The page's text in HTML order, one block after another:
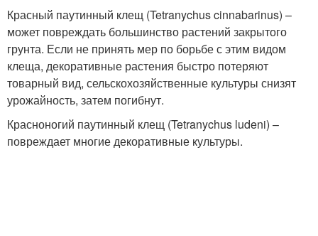
Красный паутинный клещ (Tetranychus cinnabarinus) –
может повреждать большинство растений закрытого
грунта. Если не принять мер по борьбе с этим видом
клеща, декоративные растения быстро потеряют
товарный вид, сельскохозяйственные культуры снизят
урожайность, затем погибнут.
Красноногий паутинный клещ (Tetranychus ludeni) –
повреждает многие декоративные культуры.